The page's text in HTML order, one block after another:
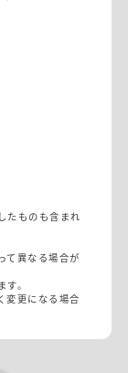
たものも含まれ
て異なる場合が
。
変更になる場合